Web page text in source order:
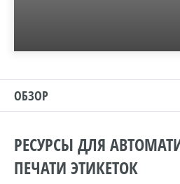
ОБЗОР
РЕСУРСЫ ДЛЯ
ПЕЧАТИ ЭТИКЕТОК